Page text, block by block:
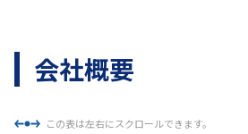
会社概要
この表は左右にスクロールできます。